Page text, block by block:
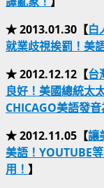
★ 2013.01.30【白
就業歧視挨罰！美
★ 2012.12.12【台
良好！美國總統太
CHICAGO美語發音
★ 2012.11.05【讓
美語！YOUTUBE
用！ 】